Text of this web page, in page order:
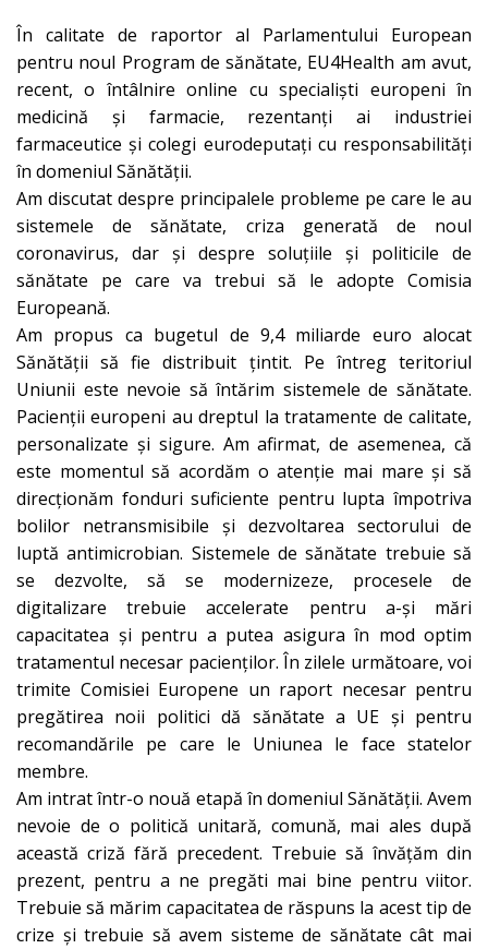
În calitate de raportor al Parlamentului European
pentru noul Program de sănătate, EU4Health am avut,
recent, o întâlnire online cu specialiști europeni în
medicină și farmacie, rezentanți ai industriei
farmaceutice și colegi eurodeputați cu responsabilități
în domeniul Sănătății.
Am discutat despre principalele probleme pe care le au
sistemele de sănătate, criza generată de noul
coronavirus, dar și despre soluțiile și politicile de
sănătate pe care va trebui să le adopte Comisia
Europeană.
Am propus ca bugetul de 9,4 miliarde euro alocat
Sănătății să fie distribuit țintit. Pe întreg teritoriul
Uniunii este nevoie să întărim sistemele de sănătate.
Pacienții europeni au dreptul la tratamente de calitate,
personalizate și sigure. Am afirmat, de asemenea, că
este momentul să acordăm o atenție mai mare și să
direcționăm fonduri suficiente pentru lupta împotriva
bolilor netransmisibile și dezvoltarea sectorului de
luptă antimicrobian. Sistemele de sănătate trebuie să
se dezvolte, să se modernizeze, procesele de
digitalizare trebuie accelerate pentru a-și mări
capacitatea și pentru a putea asigura în mod optim
tratamentul necesar pacienților. În zilele următoare, voi
trimite Comisiei Europene un raport necesar pentru
pregătirea noii politici dă sănătate a UE și pentru
recomandările pe care le Uniunea le face statelor
membre.
Am intrat într-o nouă etapă în domeniul Sănătății. Avem
nevoie de o politică unitară, comună, mai ales după
această criză fără precedent. Trebuie să învățăm din
prezent, pentru a ne pregăti mai bine pentru viitor.
Trebuie să mărim capacitatea de răspuns la acest tip de
crize și trebuie să avem sisteme de sănătate cât mai